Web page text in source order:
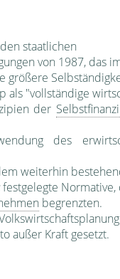
staatlichen
von 1987, das
grö­ßere
als "vollstän­dige
der
des
weiterhin
begrenzten.
facto außer Kraft